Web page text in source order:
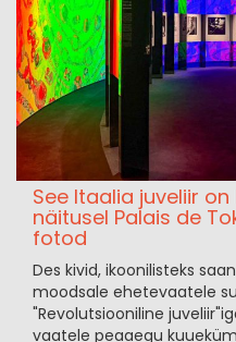
See Itaalia juveliir
näitusel Palais de
fotod
Des kivid, ikoonilisteks
moodsale ehetevaatele
"Revolutsiooniline
vaatele peaaegu